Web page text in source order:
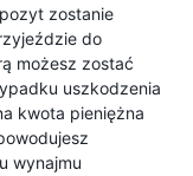
zostanie
do
możesz zostać
uszkodzenia
kwota pieniężna
wynajmu